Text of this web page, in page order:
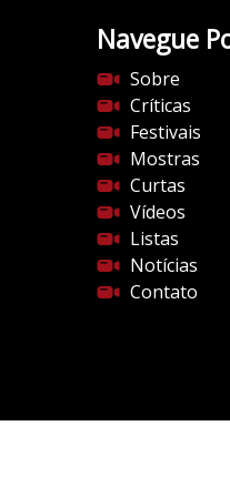
Navegue
Sobre
Críticas
Festivais
Mostras
Curtas
Vídeos
Listas
Notícias
Contato